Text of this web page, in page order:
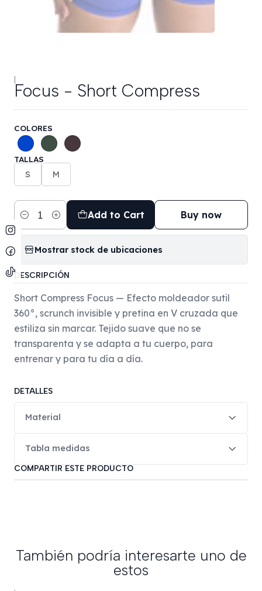
|
Focus - Short Compress
COLORES
TALLAS
S M
Quantity
Add to Cart Buy now
Mostrar stock de ubicaciones
DESCRIPCIÓN
Short Compress Focus — Efecto moldeador sutil
360°, scrunch invisible y pretina en V cruzada que
estiliza sin marcar. Tejido suave que no se
transparenta y se adapta a tu cuerpo, para
entrenar y para tu día a día.
DETALLES
Material
Tabla medidas
COMPARTIR ESTE PRODUCTO
También podría interesarte uno de
estos